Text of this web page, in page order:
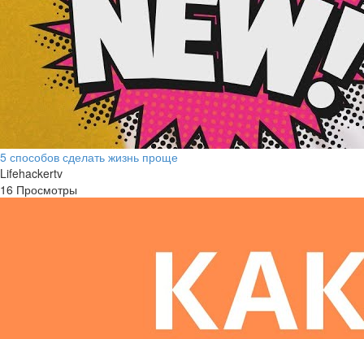
5 способов сделать жизнь проще
Lifehackertv
16 Просмотры